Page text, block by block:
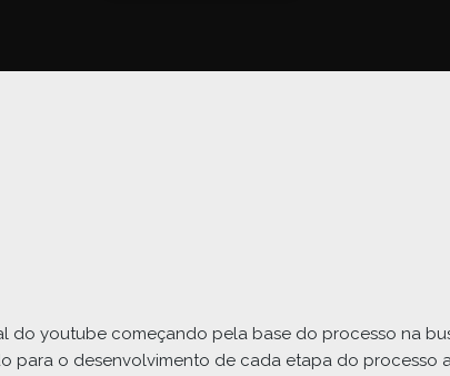
do youtube começando pela base do processo na
para o desenvolvimento de cada etapa do processo